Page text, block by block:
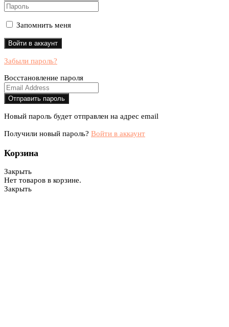
Запомнить меня
Забыли пароль?
Восстановление пароля
Новый пароль будет отправлен на адрес email
Получили новый пароль? Войти в аккаунт
Корзина
Закрыть
Нет товаров в корзине.
Закрыть